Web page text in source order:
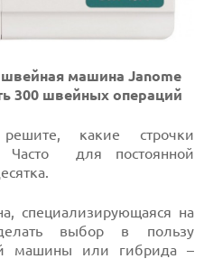
машина Janome
300 швейных операций
какие строчки
Часто для постоянной
специализирующаяся на
выбор в пользу
машины или гибрида –